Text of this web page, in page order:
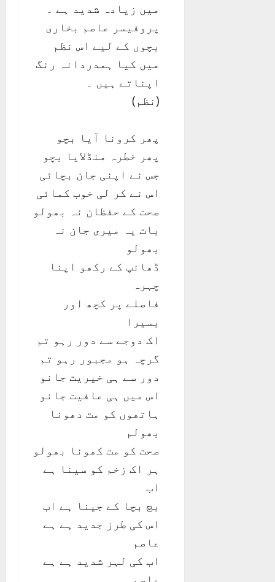
میں زیادہ شدید ہے ۔
پروفیسر عاصم بخاری
بچوں کے لیے اس نظم
میں کیا ہمدردانہ رنگ
اپناتے ہیں ۔
پھر کرونا آیا بچو
پھر خطرہ منڈلایا بچو
جس نے اپنی جان بچائی
اس نے کر لی خوب کمائی
صحت کے حفظان نہ بھولو
بات یہ میری جان نہ
ڈھانپ کے رکھو اپنا
فاصلے پر کچھ اور
اک دوجے سے دور رہو تم
گرچہ ہو مجبور رہو تم
دور سے ہی خیریت جانو
اس میں ہی عافیت جانو
ہاتھوں کو مت دھونا
صحت کو مت کھونا بھولو
ہر اک زخم کو سینا ہے
بچ بچا کے جینا ہے اب
اس کی طرز جدید ہے ہے
اب کی لہر شدید ہے ہے